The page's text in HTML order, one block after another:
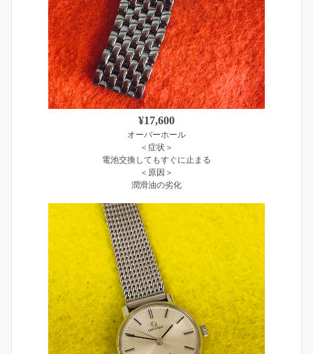
¥17,600
オーバーホール
＜症状＞
電池交換してもすぐに止まる
＜原因＞
潤滑油の劣化